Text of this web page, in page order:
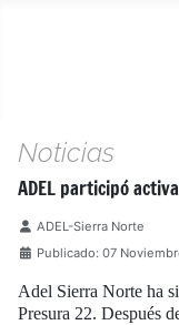
Noticias
ADEL participó
Detalles
ADEL-Sierra Norte
Publicado: 07
Adel Sierra Norte ha
Presura 22. Después